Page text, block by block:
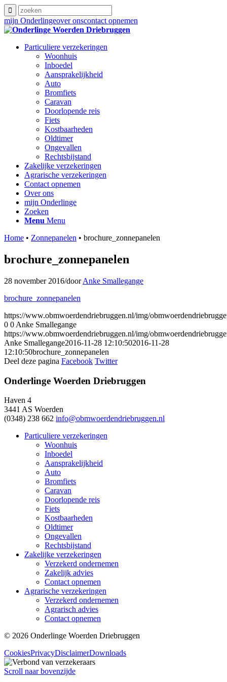
mijn Onderlingeover onscontact opnemen
Particuliere verzekeringen
Woonhuis
Inboedel
Aansprakelijkheid
Auto
Bromfiets
Caravan
Doorlopende reis
Fiets
Kostbaarheden
Oldtimer
Ongevallen
Rechtsbijstand
Zakelijke verzekeringen
Agrarische verzekeringen
Contact opnemen
Over ons
mijn Onderlinge
Zoeken
Menu Menu
Home • Zonnepanelen • brochure_zonnepanelen
brochure_zonnepanelen
28 november 2016/doorAnke Smallegange
brochure_zonnepanelen
https://www.obmwoerdendriebruggen.nl/img/
0 0 Anke Smallegange
https://www.obmwoerdendriebruggen.nl/img/
Anke Smallegange2016-11-28 12:10:502016-11-28
12:10:50brochure_zonnepanelen
Deel deze pagina Facebook Twitter
Onderlinge Woerden Driebruggen
Haven 4
3441 AS Woerden
(0348) 238 662 info@obmwoerdendriebruggen.nl
Particuliere verzekeringen
Woonhuis
Inboedel
Aansprakelijkheid
Auto
Bromfiets
Caravan
Doorlopende reis
Fiets
Kostbaarheden
Oldtimer
Ongevallen
Rechtsbijstand
Zakelijke verzekeringen
Verzekerd ondernemen
Zakelijk advies
Contact opnemen
Agrarische verzekeringen
Verzekerd ondernemen
Agrarisch advies
Contact opnemen
© 2026 Onderlinge Woerden Driebruggen
CookiesPrivacyDisclaimerDownloads
Scroll naar bovenzijde